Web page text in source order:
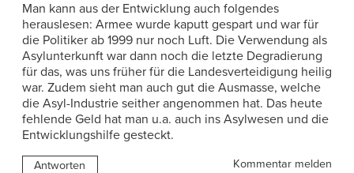
Man kann aus der Entwicklung auch folgendes
herauslesen: Armee wurde kaputt gespart und war für
die Politiker ab 1999 nur noch Luft. Die Verwendung als
Asylunterkunft war dann noch die letzte Degradierung
für das, was uns früher für die Landesverteidigung heilig
war. Zudem sieht man auch gut die Ausmasse, welche
die Asyl-Industrie seither angenommen hat. Das heute
fehlende Geld hat man u.a. auch ins Asylwesen und die
Entwicklungshilfe gesteckt.
Antworten Kommentar melden